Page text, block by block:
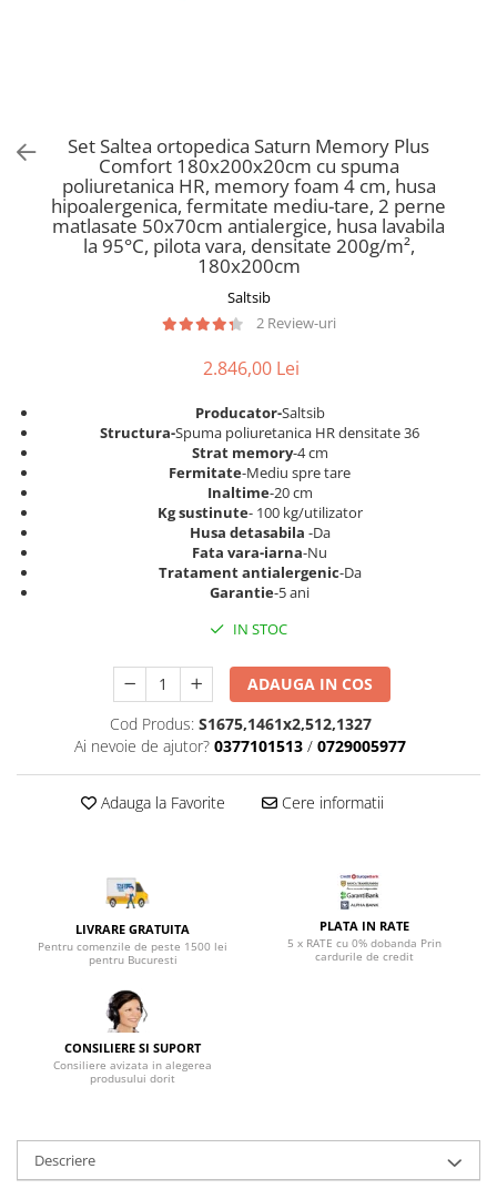
Saltele Memory Pocket
Saltele cu plasa arcuri
Saltele cu spuma
Saltele cu spuma
Saltele cu spuma poliuretanica
Saltele 180x200
Top saltele
Top saltele 5 cm
Top saltele 10 cm
Top saltele memory 5 cm
Top saltele MemoHR 6.5 cm
Saltele cu spuma
Scaune pentru living
Seturi comode living si vitrine
Mobila living
Comode living
Birouri
Scaune pentru birou
Scaune pentru vizitatori
Scaune manager
Mese bucatarie
Seturi mese si scaune bucatarie
Suporturi si rafturi pantofi
Pantofare
Stender haine
Suport pentru umerase
Mobilier gradinita
Mese gradinita
Scaune gradinita
Set mese si scaune gradinita
Mobila camera copii
Scaune birou pentru copii
Scaune birou copii
Scaune resigilate
Scaune gradinita
Scaune conferinta
Scaune terasa si outdoor
Set Saltea ortopedica Saturn Memory Plus
Comfort 180x200x20cm cu spuma
poliuretanica HR, memory foam 4 cm, husa
hipoalergenica, fermitate mediu-tare, 2 perne
matlasate 50x70cm antialergice, husa lavabila
la 95°C, pilota vara, densitate 200g/m²,
180x200cm
Saltsib
2 Review-uri
2.846,00 Lei
Producator-Saltsib
Structura-Spuma poliuretanica HR densitate 36
Strat memory-4 cm
Fermitate-Mediu spre tare
Inaltime-20 cm
Kg sustinute- 100 kg/utilizator
Husa detasabila -Da
Fata vara-iarna-Nu
Tratament antialergenic-Da
Garantie-5 ani
IN STOC
ADAUGA IN COS
Cod Produs: S1675,1461x2,512,1327
Ai nevoie de ajutor? 0377101513 / 0729005977
Adauga la Favorite Cere informatii
LIVRARE GRATUITA
Pentru comenzile de peste 1500 lei
pentru Bucuresti
PLATA IN RATE
5 x RATE cu 0% dobanda Prin
cardurile de credit
CONSILIERE SI SUPORT
Consiliere avizata in alegerea
produsului dorit
Descriere